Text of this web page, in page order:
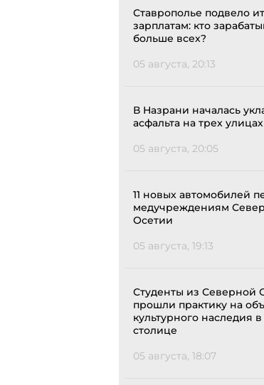
Ставрополье подвело
зарплатам: кто
больше всех?
05 августа, 20:13
В Назрани началась
асфальта на трех улицах
05 августа, 20:05
11 новых автомобилей
медучреждениям
Осетии
05 августа, 19:13
Студенты из Северной
прошли практику на
культурного наследия
столице
05 августа, 18:07